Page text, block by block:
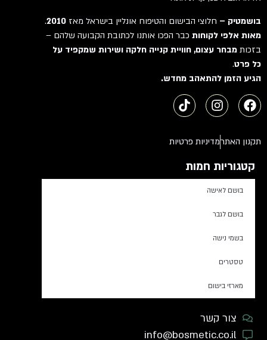
בושמטיק –חלוצי הבישום והטיפוח אונליין בישראל מאז2010
.
מאות אלפי לקוחותכבר הפכו אותנו לכתובת הקבועה שלהם –
בזכותמבחר עצום, חוויית קנייה חלקה ושירות שמקפיד על
כל פרט.
הגיע הזמן להתאהב מחדש.
תקנון האתרמדיניות פרטיות
קטגוריות חמות
בושם לאישה
בושם לגבר
בשמי נישה
טסטרים
מארזי בישום
צור קשר
info@bosmetic.co.il